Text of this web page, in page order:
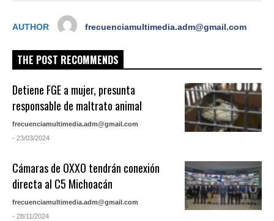
AUTHOR frecuenciamultimedia.adm@gmail.com
THE POST RECOMMENDS
Detiene FGE a mujer, presunta
responsable de maltrato animal
frecuenciamultimedia.adm@gmail.com
- 23/03/2024
Cámaras de OXXO tendrán conexión
directa al C5 Michoacán
frecuenciamultimedia.adm@gmail.com
- 28/11/2024